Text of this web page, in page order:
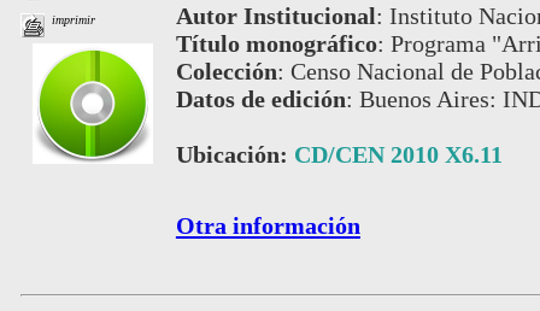
imprimir Autor Institucional: Instituto
Título monográfico: Programa
Colección: Censo Nacional de
Datos de edición: Buenos Aires:
Ubicación: CD/CEN 2010 X6.11
Otra información